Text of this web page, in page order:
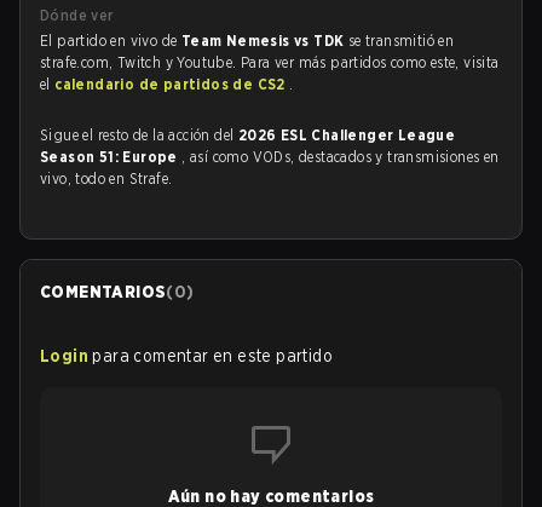
Dónde ver
El partido en vivo de Team Nemesis vs TDK se transmitió en
strafe.com, Twitch y Youtube. Para ver más partidos como este, visita
el calendario de partidos de CS2 .
Sigue el resto de la acción del 2026 ESL Challenger League
Season 51: Europe , así como VODs, destacados y transmisiones en
vivo, todo en Strafe.
COMENTARIOS(0)
Login para comentar en este partido
Aún no hay comentarios